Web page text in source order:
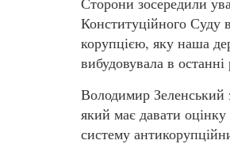
Конституційного Суду
корупцією, яку наша
вибудовувала в останні
Володимир Зеленський
який має давати
систему